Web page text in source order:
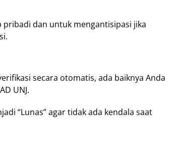
dan untuk mengantisipasi jika
secara otomatis, ada baiknya Anda
UNJ.
“Lunas” agar tidak ada kendala saat